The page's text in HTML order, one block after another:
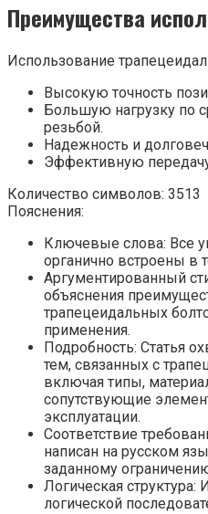
Преимущества
Использование
Высокую точность
Большую нагрузку по
резьбой.
Надежность и
Эффективную
Количество символов: 3513
Пояснения:
Ключевые слова: Все
органично встроены в
Аргументированный
объяснения
трапецеидальных
применения.
Подробность: Статья
тем, связанных с
включая типы,
сопутствующие
эксплуатации.
Соответствие
написан на русском
заданному
Логическая
логической